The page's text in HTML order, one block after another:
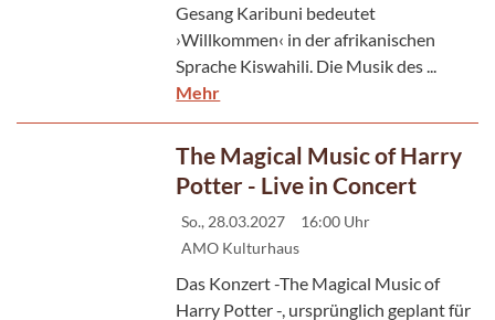
Gesang Karibuni bedeutet
›Willkommen‹ in der afrikanischen
Sprache Kiswahili. Die Musik des ...
Mehr
The Magical Music of Harry
Potter - Live in Concert
So., 28.03.2027
16:00 Uhr
AMO Kulturhaus
Das Konzert -The Magical Music of
Harry Potter -, ursprünglich geplant für